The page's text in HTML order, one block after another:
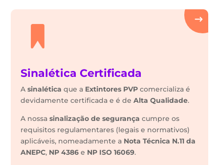
Sinalética Certificada
Asinalética que a Extintores PVP comercializa é
devidamente certificada e é deAlta Qualidade.
A nossasinalização de segurança cumpre os
requisitos regulamentares (legais e normativos)
aplicáveis, nomeadamente a Nota Técnica N.11 da
ANEPC, NP 4386 e NP ISO 16069.